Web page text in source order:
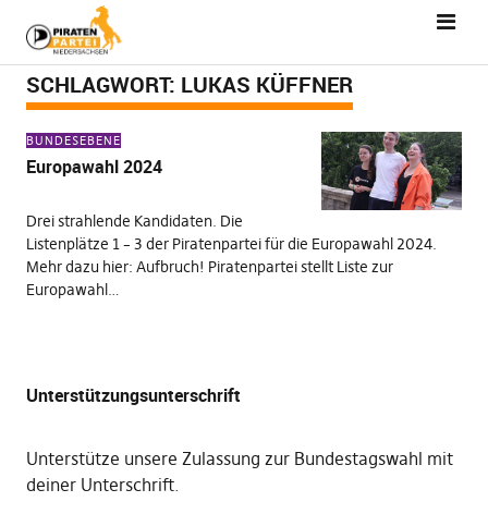
SCHLAGWORT: LUKAS KÜFFNER
BUNDESEBENE
Europawahl 2024
Drei strahlende Kandidaten. Die
Listenplätze 1 – 3 der Piratenpartei für die Europawahl 2024.
Mehr dazu hier: Aufbruch! Piratenpartei stellt Liste zur
Europawahl…
Unterstützungsunterschrift
Unterstütze unsere Zulassung zur Bundestagswahl mit
deiner Unterschrift.